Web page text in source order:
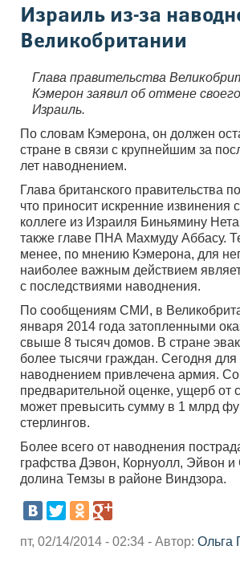
Израиль из-за
Великобритании
Глава правительства
Кэмерон заявил об отмене
Израиль.
По словам Кэмерона, он должен
стране в связи с крупнейшим за
лет наводнением.
Глава британского правительства
что приносит искренние извинения
коллеге из Израиля Биньямину
также главе ПНА Махмуду Аббасу.
менее, по мнению Кэмерона, для
наиболее важным действием
с последствиями наводнения.
По сообщениям СМИ, в
января 2014 года затопленными
свыше 8 тысяч домов. В стране
более тысячи граждан. Сегодня
наводнением привлечена армия.
предварительной оценке, ущерб от
может превысить сумму в 1 млрд
стерлингов.
Более всего от наводнения
графства Дэвон, Корнуолл, Эйвон и
долина Темзы в районе Виндзора.
пт, 02/14/2014 - 02:34 - Автор: